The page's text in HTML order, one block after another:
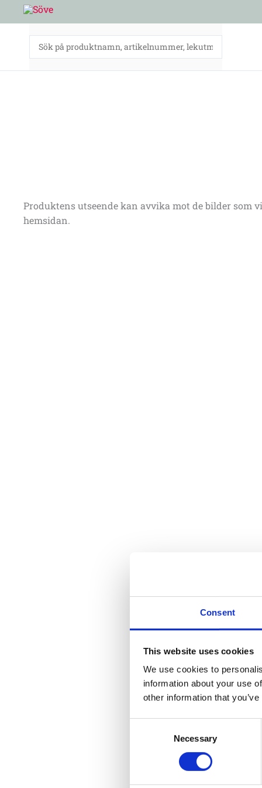
Consent
This website uses cookies
We use cookies to
information about your use
other information that
Necessary
Hoppa
till
innehåll
Produktens utseende kan avvika mot de bilder som
hemsidan.